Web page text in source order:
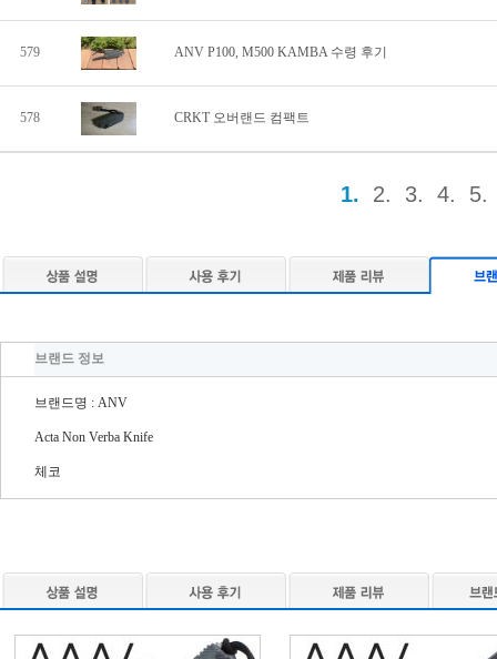
579 ANV P100, M500 KAMBA 수령 후기
578 CRKT 오버랜드 컴팩트
1. 2. 3. 4. 5.
브랜드 정보
브랜드명 : ANV
Acta Non Verba Knife
체코